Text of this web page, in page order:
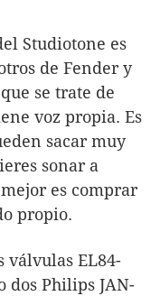
Studiotone es
de Fender y
se trate de
voz propia. Es
sacar muy
sonar a
es comprar
propio.
válvulas EL84-
dos Philips JAN-